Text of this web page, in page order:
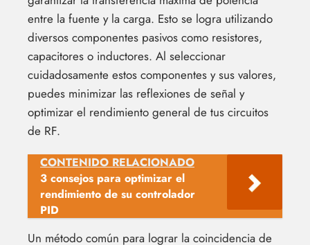
entre la fuente y la carga. Esto se logra utilizando
diversos componentes pasivos como resistores,
capacitores o inductores. Al seleccionar
cuidadosamente estos componentes y sus valores,
puedes minimizar las reflexiones de señal y
optimizar el rendimiento general de tus circuitos
de RF.
CONTENIDO RELACIONADO
3 consejos para optimizar el
rendimiento de su controlador
PID
Un método común para lograr la coincidencia de